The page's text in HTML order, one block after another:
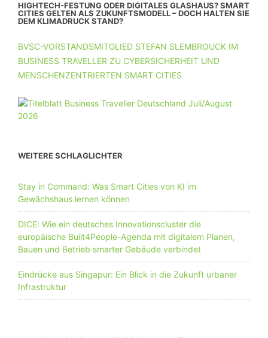
HIGHTECH-FESTUNG ODER DIGITALES GLASHAUS? SMART
CITIES GELTEN ALS ZUKUNFTSMODELL – DOCH HALTEN SIE
DEM KLIMADRUCK STAND?
BVSC-VORSTANDSMITGLIED STEFAN SLEMBROUCK IM
BUSINESS TRAVELLER ZU CYBERSICHERHEIT UND
MENSCHENZENTRIERTEN SMART CITIES
WEITERE SCHLAGLICHTER
Stay in Command: Was Smart Cities von KI im
Gewächshaus lernen können
DICE: Wie ein deutsches Innovationscluster die
europäische Built4People-Agenda mit digitalem Planen,
Bauen und Betrieb smarter Gebäude verbindet
Eindrücke aus Singapur: Ein Blick in die Zukunft urbaner
Infrastruktur